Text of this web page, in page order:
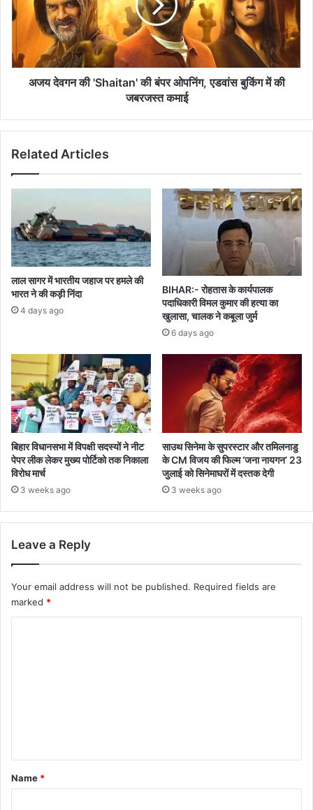
की
बंपर
एडवांस
बुकिंग
कमाई
अजय देवगन की 'Shaitan' की बंपर ओपनिंग, एडवांस बुकिंग में की
जबरजस्त कमाई
Related Articles
लाल सागर में भारतीय जहाज पर हमले की
भारत ने की कड़ी निंदा
4 days ago
BIHAR:- रोहतास के कार्यपालक
पदाधिकारी विमल कुमार की हत्या का
खुलासा, चालक ने कबूला जुर्म
6 days ago
बिहार विधानसभा में विपक्षी सदस्यों ने नीट
पेपर लीक लेकर मुख्य पोर्टिको तक निकाला
विरोध मार्च
3 weeks ago
साउथ सिनेमा के सुपरस्टार और तमिलनाडु
के CM विजय की फिल्म ‘जना नायगन’ 23
जुलाई को सिनेमाघरों में दस्तक देगी
3 weeks ago
Leave a Reply
Your email address will not be published. Required fields are
marked *
*
Name *